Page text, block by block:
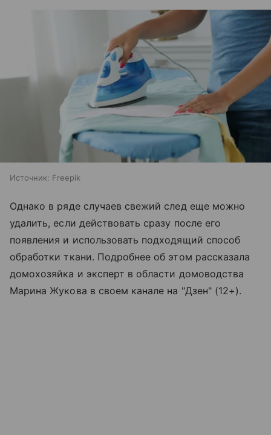
Источник: Freepik
Однако в ряде случаев свежий след еще можно
удалить, если действовать сразу после его
появления и использовать подходящий способ
обработки ткани. Подробнее об этом рассказала
домохозяйка и эксперт в области домоводства
Марина Жукова в своем канале на "Дзен" (12+).